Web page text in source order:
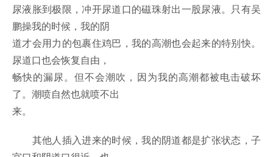
尿液胀到极限，冲开尿道口的磁珠射出一股尿液。只有吴
鹏操我的时候，我的阴
道才会用力的包裹住鸡巴，我的高潮也会起来的特别快。
尿道口也会恢复自由，
畅快的漏尿。但不会潮吹，因为我的高潮都被电击破坏
了。潮喷自然也就喷不出
来。
其他人插入进来的时候，我的阴道都是扩张状态，子